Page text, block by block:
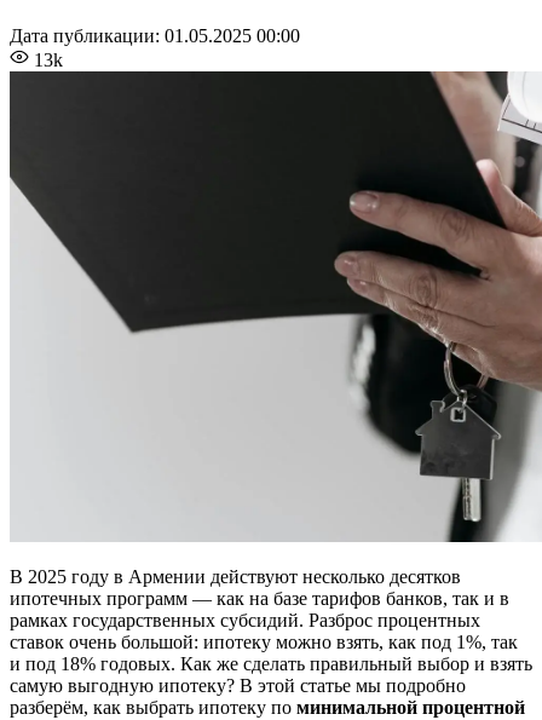
Дата публикации: 01.05.2025 00:00
13k
В 2025 году в Армении действуют несколько десятков
ипотечных программ — как на базе тарифов банков, так и в
рамках государственных субсидий. Разброс процентных
ставок очень большой: ипотеку можно взять, как под 1%, так
и под 18% годовых. Как же сделать правильный выбор и взять
самую выгодную ипотеку? В этой статье мы подробно
разберём, как выбрать ипотеку по минимальной процентной